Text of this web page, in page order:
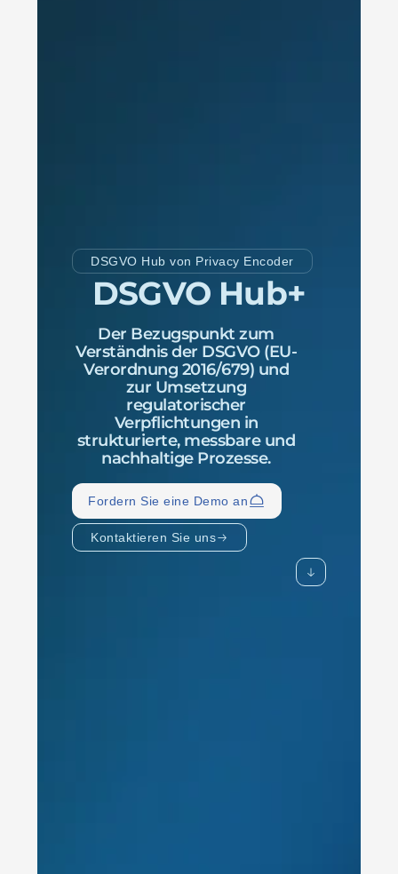
DSGVO Hub von Privacy Encoder
DSGVO Hub+
Der Bezugspunkt zum
Verständnis der DSGVO (EU-
Verordnung 2016/679) und
zur Umsetzung
regulatorischer
Verpflichtungen in
strukturierte, messbare und
nachhaltige Prozesse.
Fordern Sie eine Demo an
Kontaktieren Sie uns